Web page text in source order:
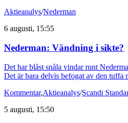
Aktieanalys/Nederman
6 augusti, 15:55
Nederman: Vändning i sikte?
Det har blåst snåla vindar runt
Det är bara delvis befogat av den tuffa
Kommentar,Aktieanalys/Scandi
5 augusti, 15:50